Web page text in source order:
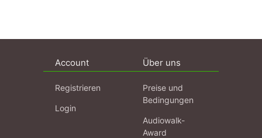
Account
Registrieren
Login
Über uns
Preise und
Bedingungen
Audiowalk-
Award